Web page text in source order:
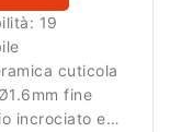
19
cuticola
fine
incrociato e